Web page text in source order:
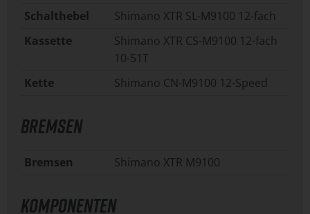
Schalthebel
Shimano XTR SL-M9100 12-fach
Kassette
Shimano XTR CS-M9100 12-fach
10-51T
Kette
Shimano CN-M9100 12-Speed
BREMSEN
Bremsen Shimano XTR M9100
KOMPONENTEN